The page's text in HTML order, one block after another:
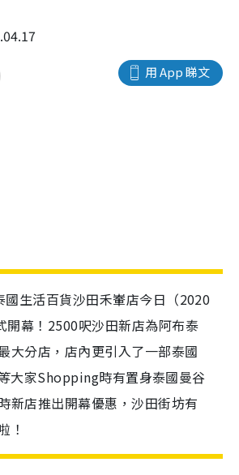
用 App 睇文
生活百貨沙田禾輋店今日（2020
開幕！2500呎沙田新店為阿布泰
大分店，店內更引入了一部泰國
大家Shopping時有置身泰國曼谷
新店推出開幕優惠，沙田街坊有
！